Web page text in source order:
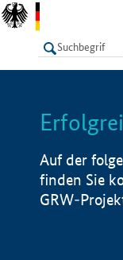
LISTE
Auf der
finden Sie
GRW-